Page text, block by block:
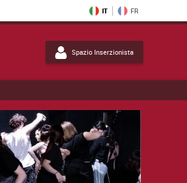
IT FR
Spazio Inserzionista